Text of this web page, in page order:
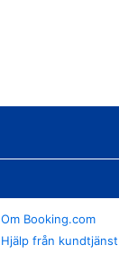
Om Booking.com
Hjälp från kundtjänst